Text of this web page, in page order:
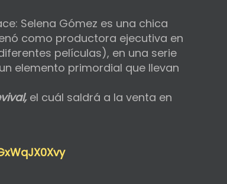
Selena Gómez es una chica
como productora ejecutiva en
películas), en una serie
elemento primordial que llevan
el cuál saldrá a la venta en